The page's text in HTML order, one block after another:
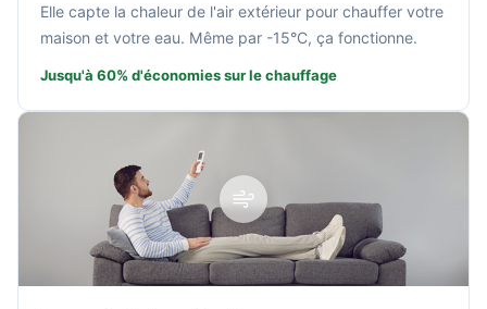
Elle capte la chaleur de l'air extérieur pour chauffer votre
maison et votre eau. Même par -15°C, ça fonctionne.
Jusqu'à 60% d'économies sur le chauffage